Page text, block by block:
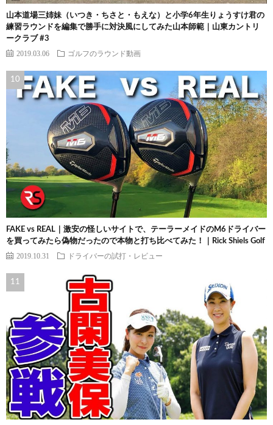
山本道場三姉妹（いつき・ちさと・もえな）と小学6年生りょうすけ君の
練習ラウンドを編集で勝手に対決風にしてみた山本師範｜山東カントリ
ークラブ #3
2019.03.06 ゴルフのラウンド動画
FAKE vs REAL｜激安の怪しいサイトで、テーラーメイドのM6ドライバー
を買ってみたら偽物だったので本物と打ち比べてみた！｜Rick Shiels Golf
2019.10.31 ドライバーの試打・レビュー